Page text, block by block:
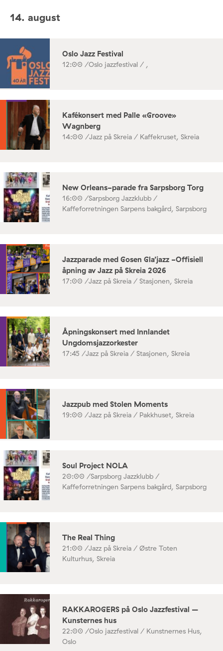
14. august
Oslo Jazz Festival
12:00 /Oslo jazzfestival / ,
Kafékonsert med Palle «Groove»
Wagnberg
14:00 /Jazz på Skreia / Kaffekruset, Skreia
New Orleans-parade fra Sarpsborg Torg
16:00 /Sarpsborg Jazzklubb /
Kaffeforretningen Sarpens bakgård, Sarpsborg
Jazzparade med Gosen Gla’jazz -Offisiell
åpning av Jazz på Skreia 2026
17:00 /Jazz på Skreia / Stasjonen, Skreia
Åpningskonsert med Innlandet
Ungdomsjazzorkester
17:45 /Jazz på Skreia / Stasjonen, Skreia
Jazzpub med Stolen Moments
19:00 /Jazz på Skreia / Pakkhuset, Skreia
Soul Project NOLA
20:00 /Sarpsborg Jazzklubb /
Kaffeforretningen Sarpens bakgård, Sarpsborg
The Real Thing
21:00 /Jazz på Skreia / Østre Toten
Kulturhus, Skreia
RAKKAROGERS på Oslo Jazzfestival –
Kunsternes hus
22:00 /Oslo jazzfestival / Kunstnernes Hus,
Oslo